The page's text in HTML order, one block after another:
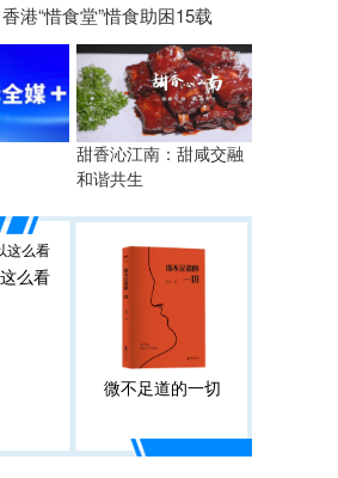
香港“惜食堂”惜食助困15载
甜香沁江南：甜咸交融
和谐共生
么看
微不足道的一切